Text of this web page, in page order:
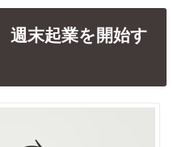
週末起業を開始す